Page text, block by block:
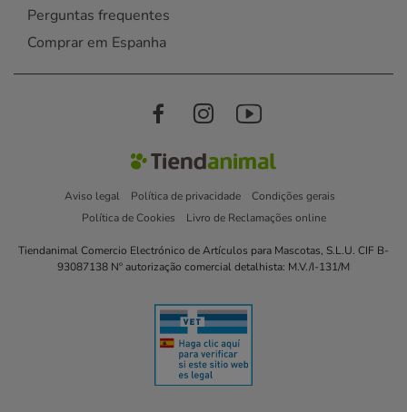
Perguntas frequentes
Comprar em Espanha
Aviso legal Política de privacidade
Condições gerais
Política de Cookies
Livro de Reclamações online
Tiendanimal Comercio Electrónico de Artículos para Mascotas, S.L.U. CIF B-
93087138 Nº autorização comercial detalhista: M.V./I-131/M